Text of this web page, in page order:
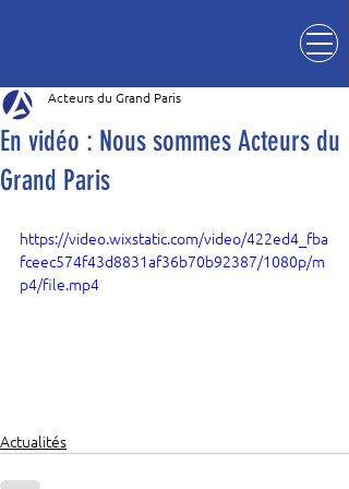
En vidéo : Nous sommes Acteurs du
Grand Paris
Acteurs du Grand Paris
https://video.wixstatic.com/video/422ed4_fba
fceec574f43d8831af36b70b92387/1080p/m
p4/file.mp4
Actualités